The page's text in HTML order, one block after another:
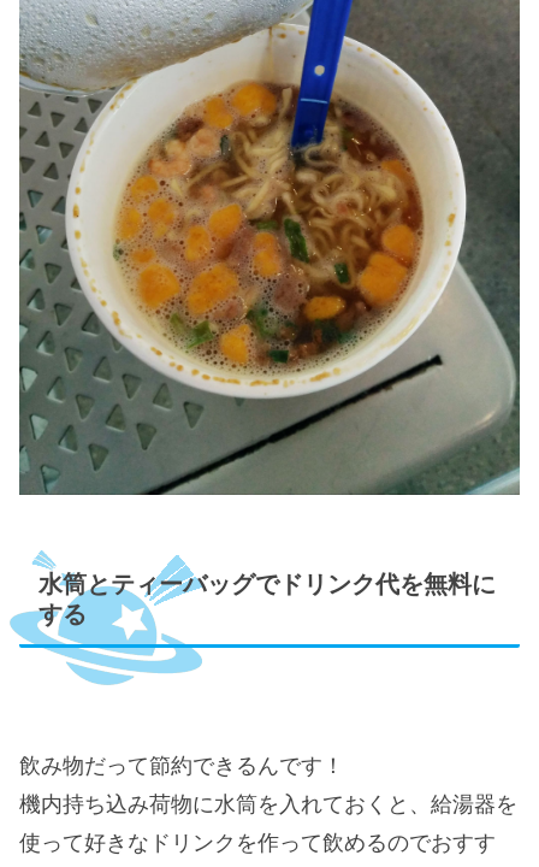
水筒とティーバッグでドリンク代を無料に
する
飲み物だって節約できるんです！
機内持ち込み荷物に水筒を入れておくと、給湯器を
使って好きなドリンクを作って飲めるのでおすす